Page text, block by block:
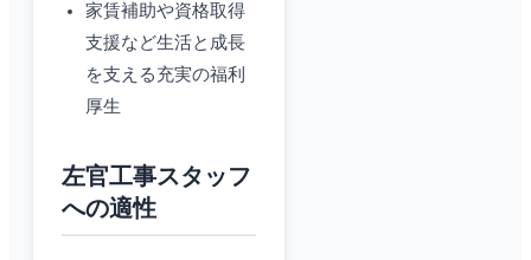
家賃補助や資格取得
支援など生活と成長
を支える充実の福利
厚生
左官工事スタッフ
への適性